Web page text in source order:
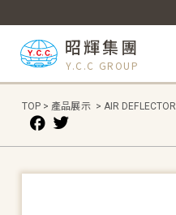
昭輝集團
Y.C.C GROUP
TOP > 產品展示 > AIR DEFLECTOR